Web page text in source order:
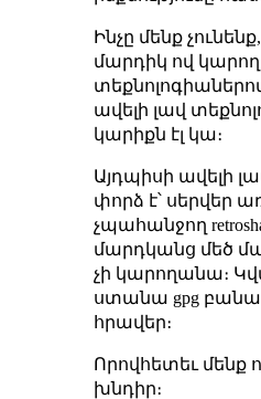
Ինչը մենք
մարդիկ ով
ավելի լավ
կարիքն էլ կա։
Այդպիսի ավելի
փորձ է՝ սերվեր
չպահանջող
մարդկանց մեծ
չի կարողանա։
ստանա gpg
հրավեր։
Որովհետեւ մենք
խնդիր։